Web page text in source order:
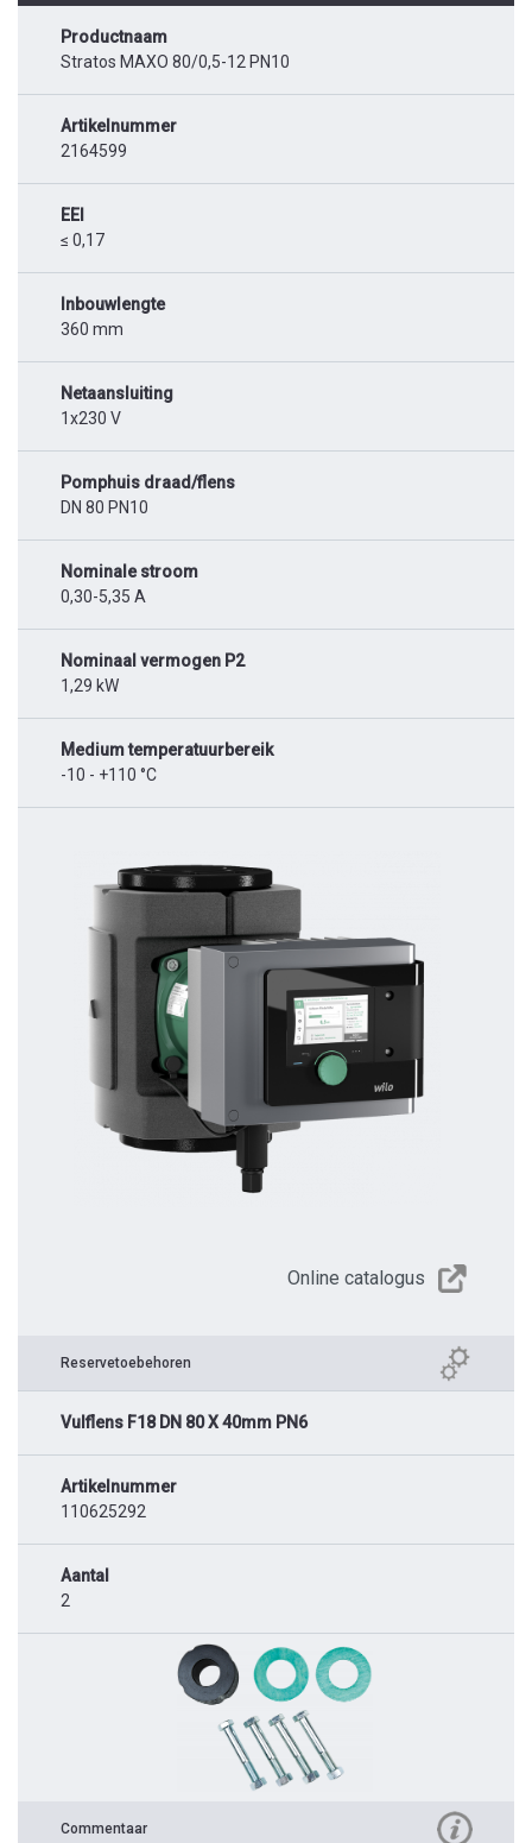
Productnaam
Stratos MAXO 80/0,5-12 PN10
Artikelnummer
2164599
EEI
≤ 0,17
Inbouwlengte
360 mm
Netaansluiting
1x230 V
Pomphuis draad/flens
DN 80 PN10
Nominale stroom
0,30-5,35 A
Nominaal vermogen P2
1,29 kW
Medium temperatuurbereik
-10 - +110 °C
Online catalogus
Reservetoebehoren
Vulflens F18 DN 80 X 40mm PN6
Artikelnummer
110625292
Aantal
2
Commentaar